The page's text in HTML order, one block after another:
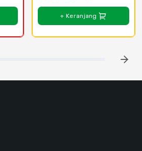
+ Keranjang